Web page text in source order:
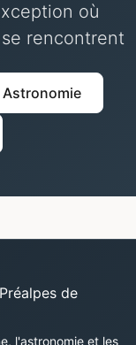
où
rencontrent
Astronomie
de
l'astronomie et les